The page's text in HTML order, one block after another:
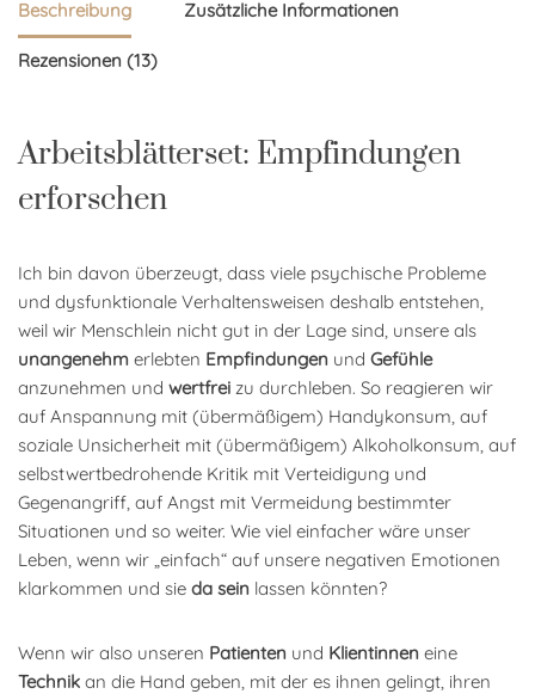
Beschreibung Zusätzliche Informationen
Rezensionen (13)
Arbeitsblätterset: Empfindungen
erforschen
Ich bin davon überzeugt, dass viele psychische Probleme
und dysfunktionale Verhaltensweisen deshalb entstehen,
weil wir Menschlein nicht gut in der Lage sind, unsere als
unangenehm erlebten Empfindungen und Gefühle
anzunehmen und wertfrei zu durchleben. So reagieren wir
auf Anspannung mit (übermäßigem) Handykonsum, auf
soziale Unsicherheit mit (übermäßigem) Alkoholkonsum, auf
selbstwertbedrohende Kritik mit Verteidigung und
Gegenangriff, auf Angst mit Vermeidung bestimmter
Situationen und so weiter. Wie viel einfacher wäre unser
Leben, wenn wir „einfach“ auf unsere negativen Emotionen
klarkommen und sie da sein lassen könnten?
Wenn wir also unseren Patienten und Klientinnen eine
Technik an die Hand geben, mit der es ihnen gelingt, ihren